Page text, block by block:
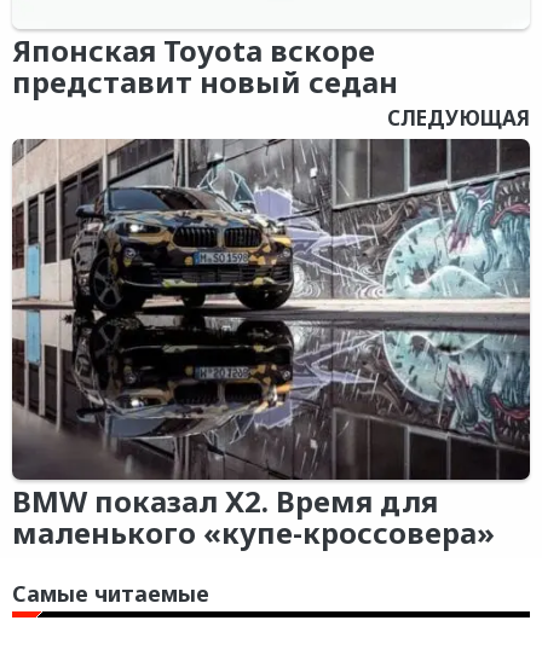
Японская Toyota вскоре
представит новый седан
СЛЕДУЮЩАЯ
BMW показал X2. Время для
маленького «купе-кроссовера»
Самые читаемые